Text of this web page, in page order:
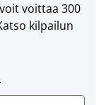
voittaa 300
kilpailun